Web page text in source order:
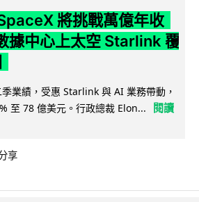
將挑戰萬億年收
據中心上太空 Starlink 覆
業績，受惠 Starlink 與 AI 業務帶動，
至 78 億美元。行政總裁 Elon...
閱讀
享